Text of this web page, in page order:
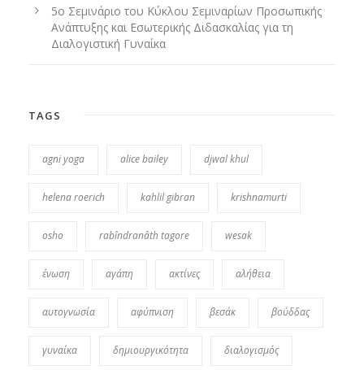
5ο Σεμινάριο του Κύκλου Σεμιναρίων Προσωπικής
Ανάπτυξης και Εσωτερικής Διδασκαλίας για τη
Διαλογιστική Γυναίκα
TAGS
agni yoga alice bailey djwal khul
helena roerich kahlil gibran krishnamurti
osho rabîndranâth tagore wesak
ένωση αγάπη ακτίνες αλήθεια
αυτογνωσία αφύπνιση βεσάκ βούδδας
γυναίκα δημιουργικότητα διαλογισμός